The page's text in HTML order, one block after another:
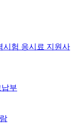
시험 응시료 지원사
부